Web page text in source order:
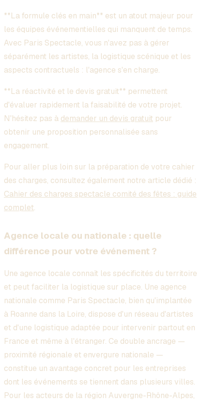
**La formule clés en main** est un atout majeur pour
les équipes événementielles qui manquent de temps.
Avec Paris Spectacle, vous n'avez pas à gérer
séparément les artistes, la logistique scénique et les
aspects contractuels : l'agence s'en charge.
**La réactivité et le devis gratuit** permettent
d'évaluer rapidement la faisabilité de votre projet.
N'hésitez pas à demander un devis gratuit pour
obtenir une proposition personnalisée sans
engagement.
Pour aller plus loin sur la préparation de votre cahier
des charges, consultez également notre article dédié :
Cahier des charges spectacle comité des fêtes : guide
complet.
Agence locale ou nationale : quelle
différence pour votre événement ?
Une agence locale connaît les spécificités du territoire
et peut faciliter la logistique sur place. Une agence
nationale comme Paris Spectacle, bien qu'implantée
à Roanne dans la Loire, dispose d'un réseau d'artistes
et d'une logistique adaptée pour intervenir partout en
France et même à l'étranger. Ce double ancrage —
proximité régionale et envergure nationale —
constitue un avantage concret pour les entreprises
dont les événements se tiennent dans plusieurs villes.
Pour les acteurs de la région Auvergne-Rhône-Alpes,